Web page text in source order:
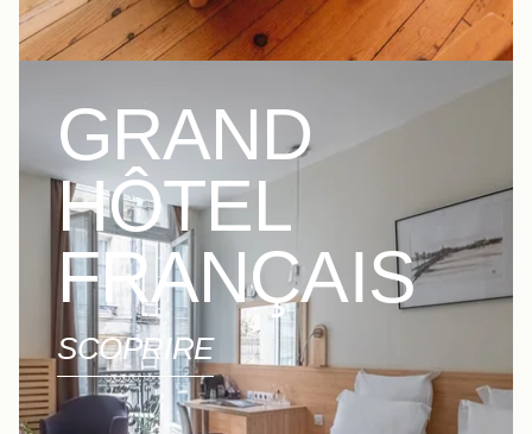
GRAND
HÔTEL
FRANÇAIS
SCOPRIRE